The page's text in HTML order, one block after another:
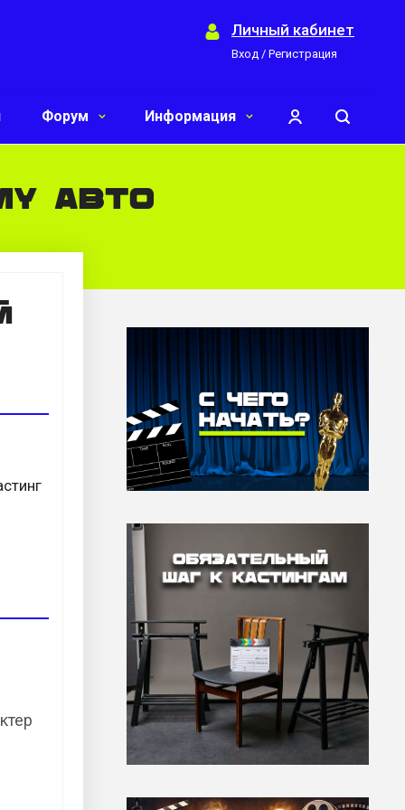
Личный кабинет
Вход / Регистрация
Форум Информация
авто